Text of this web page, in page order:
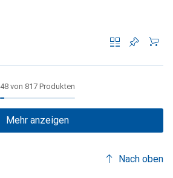
48 von 817 Produkten
Mehr anzeigen
Nach oben